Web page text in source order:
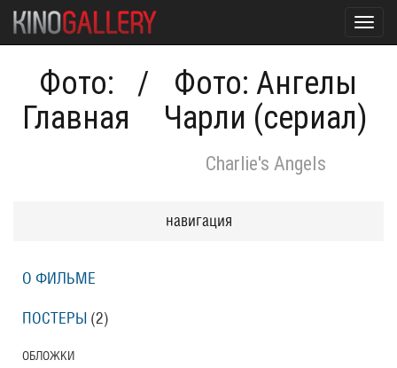
Фото:
Главная
/
Фото: Ангелы
Чарли (сериал)
Charlie's Angels
навигация
О ФИЛЬМЕ
ПОСТЕРЫ (2)
ОБЛОЖКИ